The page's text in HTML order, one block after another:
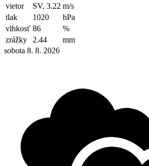
vietor
SV, 3.22 m/s
tlak
1020
hPa
vlhkosť 86
%
zrážky
2.44
mm
sobota 8. 8. 2026